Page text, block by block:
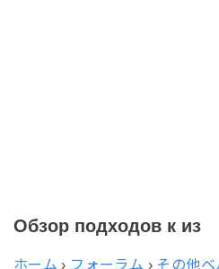
Обзор подходов к из
ホーム › フォーラム › その他